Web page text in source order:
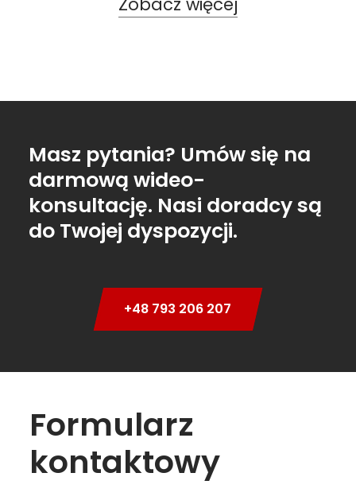
Masz pytania? Umów się na
darmową wideo-
konsultację. Nasi doradcy są
do Twojej dyspozycji.
+48 793 206 207
Formularz
kontaktowy